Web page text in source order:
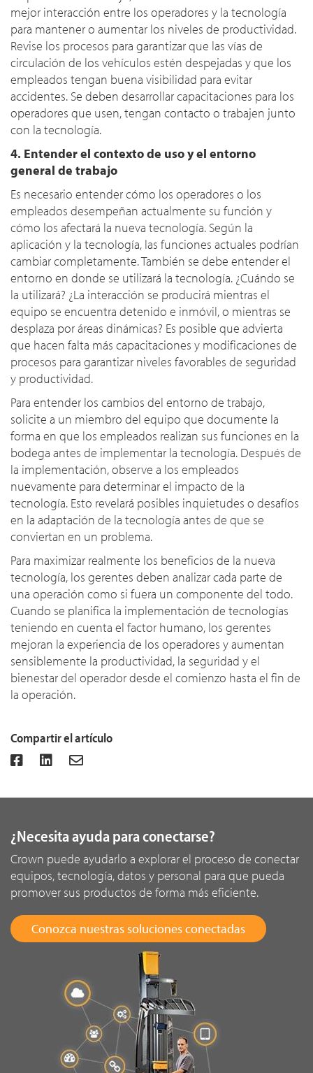
mejor interacción entre los operadores y la tecnología
para mantener o aumentar los niveles de productividad.
Revise los procesos para garantizar que las vías de
circulación de los vehículos estén despejadas y que los
empleados tengan buena visibilidad para evitar
accidentes. Se deben desarrollar capacitaciones para los
operadores que usen, tengan contacto o trabajen junto
con la tecnología.
4. Entender el contexto de uso y el entorno
general de trabajo
Es necesario entender cómo los operadores o los
empleados desempeñan actualmente su función y
cómo los afectará la nueva tecnología. Según la
aplicación y la tecnología, las funciones actuales podrían
cambiar completamente. También se debe entender el
entorno en donde se utilizará la tecnología. ¿Cuándo se
la utilizará? ¿La interacción se producirá mientras el
equipo se encuentra detenido e inmóvil, o mientras se
desplaza por áreas dinámicas? Es posible que advierta
que hacen falta más capacitaciones y modificaciones de
procesos para garantizar niveles favorables de seguridad
y productividad.
Para entender los cambios del entorno de trabajo,
solicite a un miembro del equipo que documente la
forma en que los empleados realizan sus funciones en la
bodega antes de implementar la tecnología. Después de
la implementación, observe a los empleados
nuevamente para determinar el impacto de la
tecnología. Esto revelará posibles inquietudes o desafíos
en la adaptación de la tecnología antes de que se
conviertan en un problema.
Para maximizar realmente los beneficios de la nueva
tecnología, los gerentes deben analizar cada parte de
una operación como si fuera un componente del todo.
Cuando se planifica la implementación de tecnologías
teniendo en cuenta el factor humano, los gerentes
mejoran la experiencia de los operadores y aumentan
sensiblemente la productividad, la seguridad y el
bienestar del operador desde el comienzo hasta el fin de
la operación.
Compartir el artículo
¿Necesita ayuda para conectarse?
Crown puede ayudarlo a explorar el proceso de conectar
equipos, tecnología, datos y personal para que pueda
promover sus productos de forma más eficiente.
Conozca nuestras soluciones conectadas